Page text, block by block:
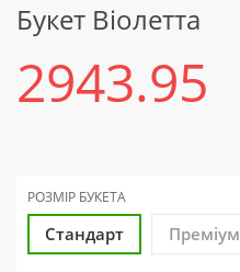
Букет Віолетта
2943.95
РОЗМІР БУКЕТА
Стандарт Преміум